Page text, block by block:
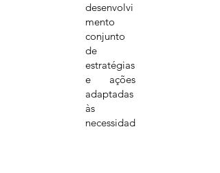
desenvolvi
mento
conjunto
de
estratégias
e ações
adaptadas
às
necessidad